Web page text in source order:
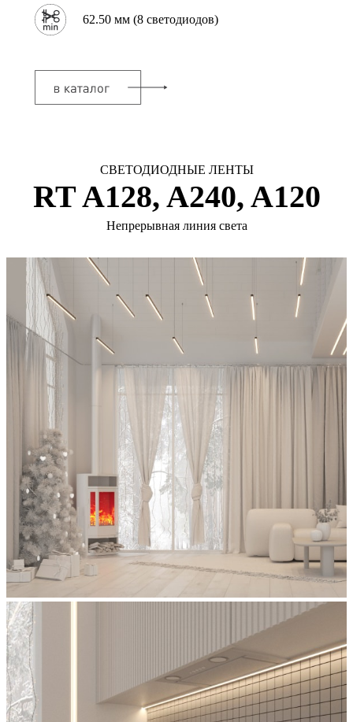
62.50 мм (8 светодиодов)
СВЕТОДИОДНЫЕ ЛЕНТЫ
RT A128, A240, A120
Непрерывная линия света